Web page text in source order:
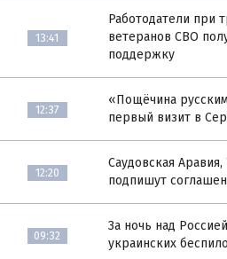
13:41
Работодатели при
ветеранов СВО
поддержку
12:37
«Пощёчина
первый визит в
12:20
Саудовская
подпишут
09:32
За ночь над
украинских